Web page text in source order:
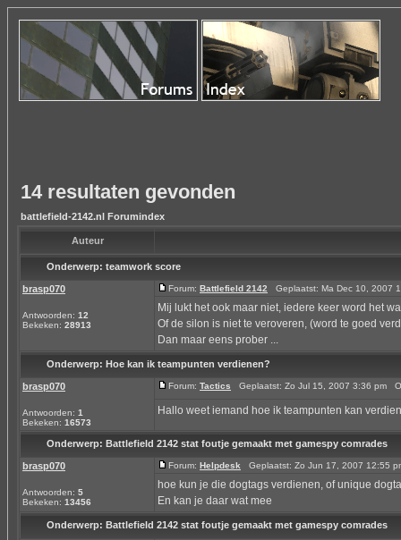
14 resultaten gevonden
battlefield-2142.nl Forumindex
Auteur
Onderwerp: teamwork score
brasp070
Antwoorden: 12
Bekeken: 28913
Forum: Battlefield 2142 Geplaatst: Ma Dec 10, 2007
Mij lukt het ook maar niet, iedere keer word het
Of de silon is niet te veroveren, (word te goed
Dan maar eens prober ...
Onderwerp: Hoe kan ik teampunten verdienen?
brasp070
Antwoorden: 1
Bekeken: 16573
Forum: Tactics Geplaatst: Zo Jul 15, 2007 3:36 pm
Hallo weet iemand hoe ik teampunten kan
Onderwerp: Battlefield 2142 stat foutje gemaakt met gamespy comrades
brasp070
Antwoorden: 5
Bekeken: 13456
Forum: Helpdesk Geplaatst: Zo Jun 17, 2007 12:55
hoe kun je die dogtags verdienen, of unique
En kan je daar wat mee
Onderwerp: Battlefield 2142 stat foutje gemaakt met gamespy comrades